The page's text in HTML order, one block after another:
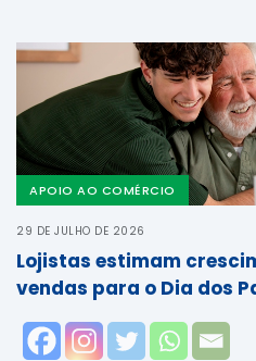
APOIO AO COMÉRCIO
29 DE JULHO DE 2026
Lojistas estimam
vendas para o Dia dos